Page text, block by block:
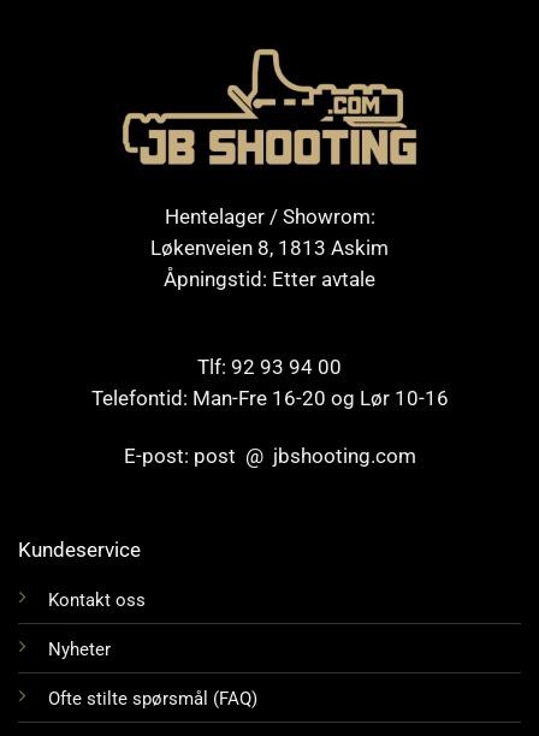
Hentelager / Showrom:
Løkenveien 8, 1813 Askim
Åpningstid: Etter avtale
Tlf: 92 93 94 00
Telefontid: Man-Fre 16-20 og Lør 10-16
E-post: post @ jbshooting.com
Kundeservice
Kontakt oss
Nyheter
Ofte stilte spørsmål (FAQ)